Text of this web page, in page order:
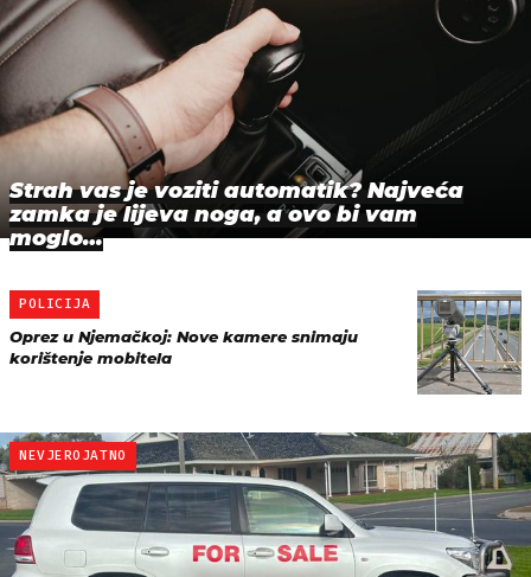
Strah vas je voziti automatik? Najveća
zamka je lijeva noga, a ovo bi vam
moglo…
POLICIJA
Oprez u Njemačkoj: Nove kamere snimaju
korištenje mobitela
NEVJEROJATNO